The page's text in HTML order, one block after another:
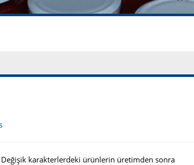
Değişik karakterlerdeki ürünlerin üretimden sonra